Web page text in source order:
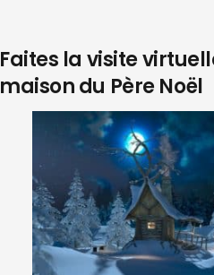
Faites la visite
maison du Père Noël